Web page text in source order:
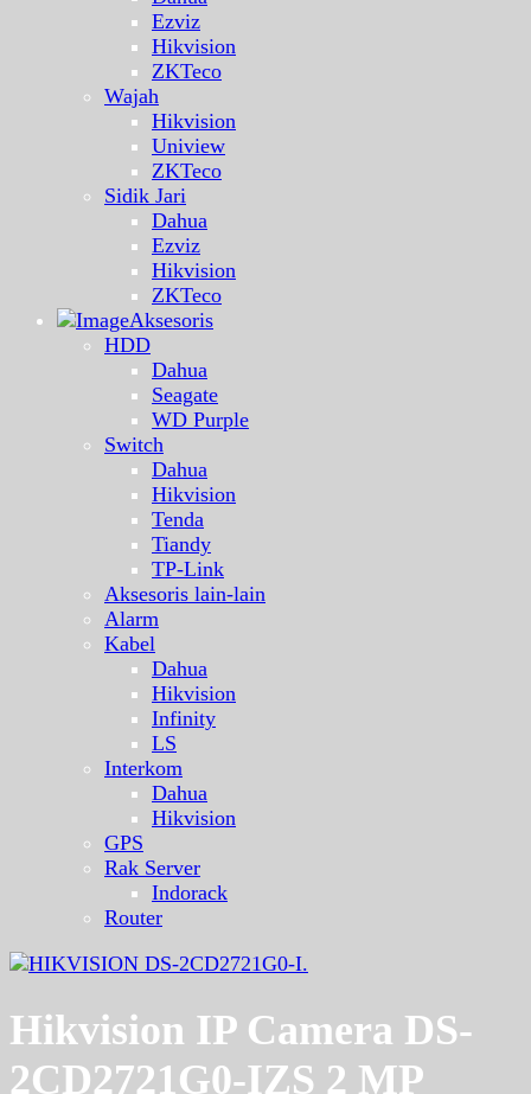
Ezviz
Hikvision
ZKTeco
Wajah
Hikvision
Uniview
ZKTeco
Sidik Jari
Dahua
Ezviz
Hikvision
ZKTeco
Aksesoris
HDD
Dahua
Seagate
WD Purple
Switch
Dahua
Hikvision
Tenda
Tiandy
TP-Link
Aksesoris lain-lain
Alarm
Kabel
Dahua
Hikvision
Infinity
LS
Interkom
Dahua
Hikvision
GPS
Rak Server
Indorack
Router
Hikvision IP Camera DS-
2CD2721G0-IZS 2 MP